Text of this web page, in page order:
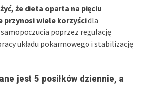
że dieta oparta na pięciu
przynosi wiele korzyścidla
poprzez regulację
układu pokarmowego i stabilizację
jest 5 posiłków dziennie, a